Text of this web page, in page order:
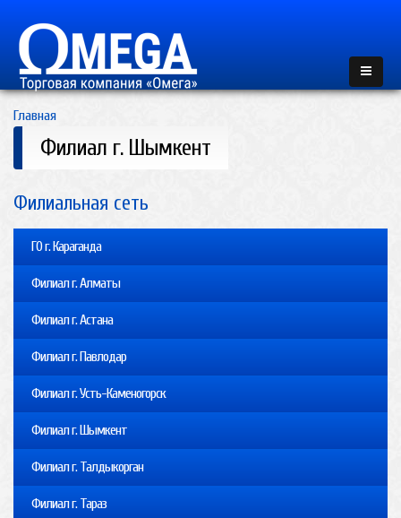
Главная
Филиал г. Шымкент
Филиальная сеть
ГО г. Караганда
Филиал г. Алматы
Филиал г. Астана
Филиал г. Павлодар
Филиал г. Усть-Каменогорск
Филиал г. Шымкент
Филиал г. Талдыкорган
Филиал г. Тараз